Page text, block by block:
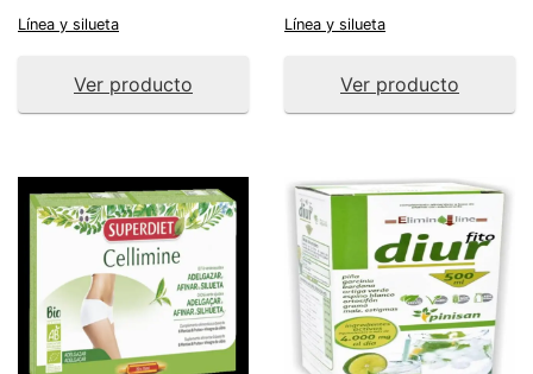
Línea y silueta
Ver producto
Línea y silueta
Ver producto